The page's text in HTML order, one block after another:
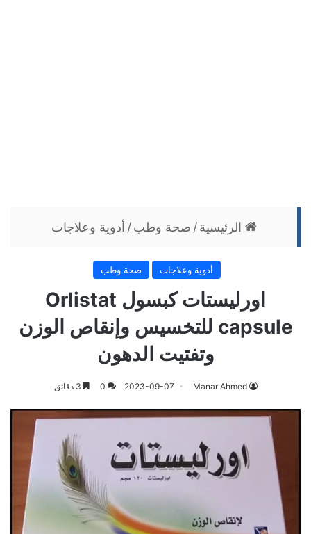
الرئيسية / صحة وطب / أدوية وعلاجات
أدوية وعلاجات صحة وطب
اورليستات كبسول Orlistat
capsule للتخسيس وإنقاص الوزن
وتفتيت الدهون
Manar Ahmed
2023-09-07
0